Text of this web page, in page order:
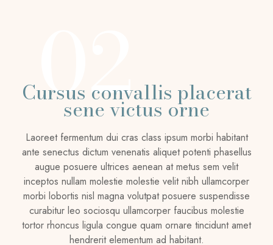
Cursus convallis placerat
sene victus orne
Laoreet fermentum dui cras class ipsum morbi habitant
ante senectus dictum venenatis aliquet potenti phasellus
augue posuere ultrices aenean at metus sem velit
inceptos nullam molestie molestie velit nibh ullamcorper
morbi lobortis nisl magna volutpat posuere suspendisse
curabitur leo sociosqu ullamcorper faucibus molestie
tortor rhoncus ligula congue quam ornare tincidunt amet
hendrerit elementum ad habitant.
02